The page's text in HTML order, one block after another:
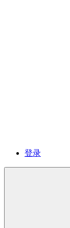
登录